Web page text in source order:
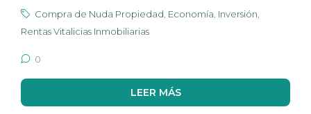
Compra de Nuda Propiedad, Economía, Inversión,
Rentas Vitalicias Inmobiliarias
0
LEER MÁS